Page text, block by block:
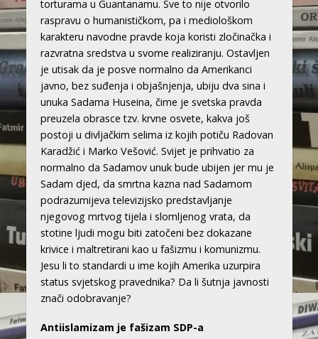
torturama u Guantanamu. Sve to nije otvorilo
raspravu o humanističkom, pa i mediološkom
karakteru navodne pravde koja koristi zločinačka i
razvratna sredstva u svome realiziranju. Ostavljen
je utisak da je posve normalno da Amerikanci
javno, bez suđenja i objašnjenja, ubiju dva sina i
unuka Sadama Huseina, čime je svetska pravda
preuzela obrasce tzv. krvne osvete, kakva još
postoji u divljačkim selima iz kojih potiču Radovan
Karadžić i Marko Vešović. Svijet je prihvatio za
normalno da Sadamov unuk bude ubijen jer mu je
Sadam djed, da smrtna kazna nad Sadamom
podrazumijeva televizijsko predstavljanje
njegovog mrtvog tijela i slomljenog vrata, da
stotine ljudi mogu biti zatočeni bez dokazane
krivice i maltretirani kao u fašizmu i komunizmu.
Jesu li to standardi u ime kojih Amerika uzurpira
status svjetskog pravednika? Da li šutnja javnosti
znači odobravanje?
Antiislamizam je fašizam SDP-a